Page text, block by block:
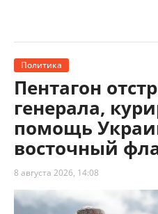
Политика
Пентагон
генерала,
помощь
восточный
8 августа 2026, 14:08